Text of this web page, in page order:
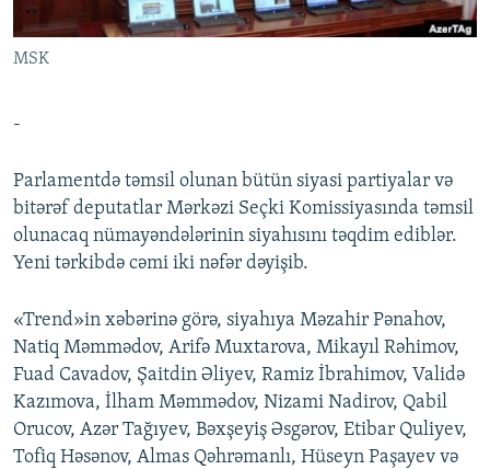
İNFOQRAFIKA
KARIKATURA
AZƏRBAYCAN ƏDƏBIYYATI KITABXANASI
İSLAM VƏ DEMOKRATIYA
MISSIYAMIZ
PEŞƏ ETIKASI VƏ JURNALISTIKA STANDARTLARIMIZ
BIZIMLƏ ƏLAQƏ
XƏBƏR BÜLLETENLƏRIMIZ
BIZI IZLƏ
MSK
-
Parlamentdə təmsil olunan bütün siyasi partiyalar və
bitərəf deputatlar Mərkəzi Seçki Komissiyasında təmsil
olunacaq nümayəndələrinin siyahısını təqdim ediblər.
Yeni tərkibdə cəmi iki nəfər dəyişib.
«Trend»in xəbərinə görə, siyahıya Məzahir Pənahov,
Natiq Məmmədov, Arifə Muxtarova, Mikayıl Rəhimov,
Fuad Cavadov, Şaitdin Əliyev, Ramiz İbrahimov, Validə
Kazımova, İlham Məmmədov, Nizami Nadirov, Qabil
Orucov, Azər Tağıyev, Bəxşeyiş Əsgərov, Etibar Quliyev,
Tofiq Həsənov, Almas Qəhrəmanlı, Hüseyn Paşayev və